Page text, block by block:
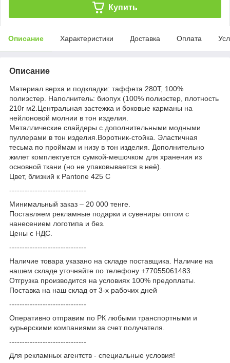
Купить
Описание Характеристики Доставка Оплата
Описание
Материал верха и подкладки: таффета 280Т, 100%
полиэстер. Наполнитель: биопух (100% полиэстер, плотность
210г м2.Центральная застежка и боковые карманы на
нейлоновой молнии в тон изделия.
Металлические слайдеры с дополнительными модными
пуллерами в тон изделия.Воротник-стойка. Эластичная
тесьма по проймам и низу в тон изделия. Дополнительно
жилет комплектуется сумкой-мешочком для хранения из
основной ткани (но не упаковывается в неё).
Цвет, близкий к Pantone 425 C
------------------------------
Минимальный заказ – 20 000 тенге.
Поставляем рекламные подарки и сувениры оптом с
нанесением логотипа и без.
Цены с НДС.
------------------------------
Наличие товара указано на складе поставщика. Наличие на
нашем складе уточняйте по телефону +77055061483.
Отгрузка производится на условиях 100% предоплаты.
Поставка на наш склад от 3-x рабочих дней
------------------------------
Оперативно отправим по РК любыми транспортными и
курьерскими компаниями за счет получателя.
------------------------------
Для рекламных агентств - специальные условия!